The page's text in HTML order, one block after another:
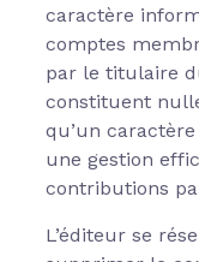
caractère
comptes
par le titulaire
constituent
qu’un
une gestion
contributions
L’éditeur se